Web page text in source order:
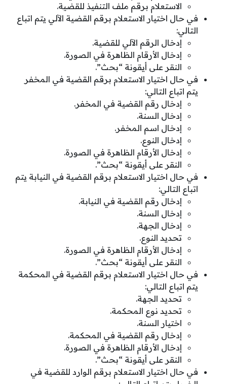
الاستعلام برقم ملف التنفيذ للقضية.
في حال اختيار الاستعلام برقم القضية الآلي يتم اتباع
التالي:
إدخال الرقم الآلي للقضية.
إدخال الأرقام الظاهرة في الصورة.
النقر على أيقونة “بحث”.
في حال اختيار الاستعلام برقم القضية في المخفر
يتم اتباع التالي:
إدخال رقم القضية في المخفر.
إدخال السنة.
إدخال اسم المخفر.
إدخال النوع.
إدخال الأرقام الظاهرة في الصورة.
النقر على أيقونة “بحث”.
في حال اختيار الاستعلام برقم القضية في النيابة يتم
اتباع التالي:
إدخال رقم القضية في النيابة.
إدخال السنة.
إدخال الجهة.
تحديد النوع.
إدخال الأرقام الظاهرة في الصورة.
النقر على أيقونة “بحث”.
في حال اختيار الاستعلام برقم القضية في المحكمة
يتم اتباع التالي:
تحديد الجهة.
تحديد نوع المحكمة.
اختيار السنة.
إدخال رقم القضية في المحكمة.
إدخال الأرقام الظاهرة في الصورة.
النقر على أيقونة “بحث”.
في حال اختيار الاستعلام برقم الوارد للقضية في